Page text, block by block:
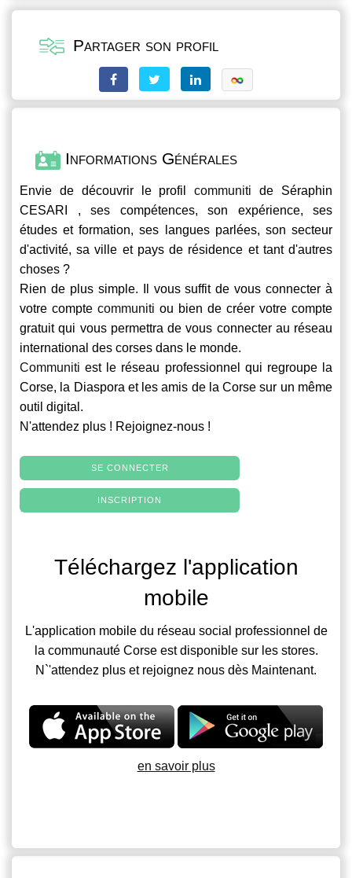
Partager son profil
Informations Générales
Envie de découvrir le profilcommuniti de Séraphin
CESARI , ses compétences, son expérience, ses
études et formation, ses langues parlées, son secteur
d'activité, sa ville et pays de résidence et tant d'autres
choses ?
Rien de plus simple. Il vous suffit de vous connecter à
votre compte communiti ou bien de créer votre compte
gratuit qui vous permettra de vous connecter au réseau
international des corses dans le monde.
Communiti est le réseau professionnel qui regroupe la
Corse, la Diaspora et les amis de la Corse sur un même
outil digital.
N'attendez plus ! Rejoignez-nous !
SE CONNECTER
INSCRIPTION
Téléchargez l'application
mobile
L'application mobile du réseau social professionnel de
la communauté Corse est disponible sur les stores.
N`'attendez plus et rejoignez nous dès Maintenant.
en savoir plus